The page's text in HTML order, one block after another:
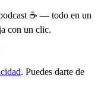
☕ — todo en un
con un clic.
. Puedes darte de